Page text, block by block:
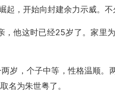
起，开始向封建余力示威。
，他这时已经25岁了。家里
岁，个子中等，性格温顺
名为朱世粤了。